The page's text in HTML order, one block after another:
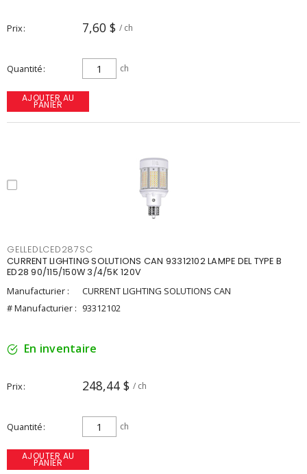
Prix 7,60 $ / ch
Quantité ch
AJOUTER AU
PANIER
GELLEDLCED287SC
CURRENT LIGHTING SOLUTIONS CAN 93312102 LAMPE DEL TYPE B
ED28 90/115/150W 3/4/5K 120V
Manufacturier :
CURRENT LIGHTING SOLUTIONS CAN
# Manufacturier : 93312102
En inventaire
Prix 248,44 $ / ch
Quantité ch
AJOUTER AU
PANIER